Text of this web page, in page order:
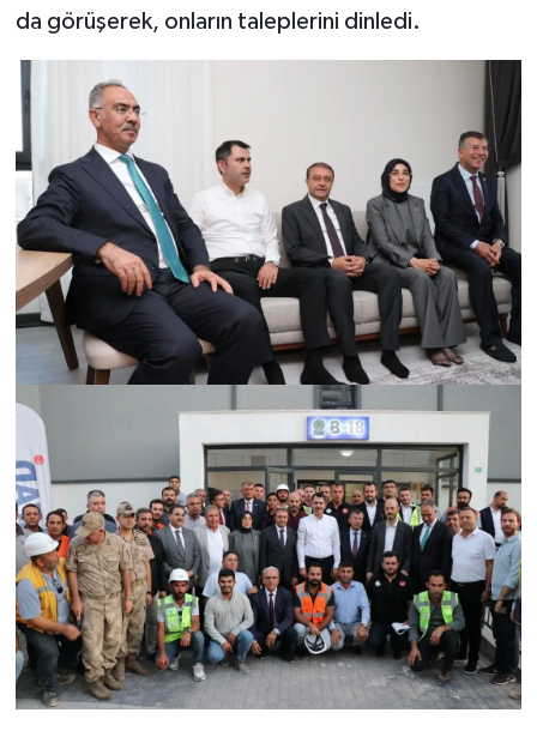
da görüşerek, onların taleplerini dinledi.